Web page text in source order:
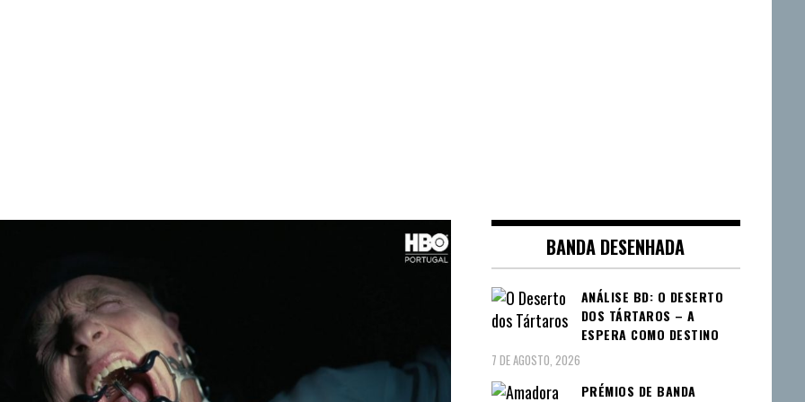
BANDA DESENHADA
ANÁLISE BD: O DESERTO
DOS TÁRTAROS – A
ESPERA COMO DESTINO
7 DE AGOSTO, 2026
PRÉMIOS DE BANDA